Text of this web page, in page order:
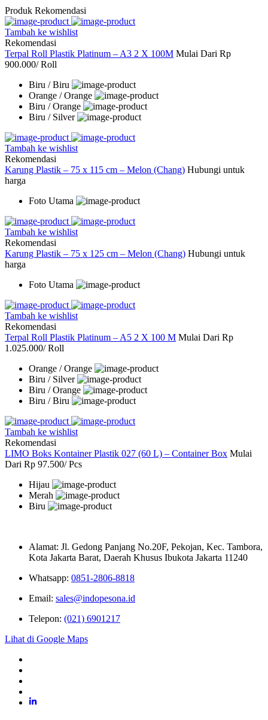
Produk Rekomendasi
Tambah ke wishlist
Rekomendasi
Terpal Roll Plastik Platinum – A3 2 X 100M Mulai Dari Rp
900.000/ Roll
Biru / Biru
Orange / Orange
Biru / Orange
Biru / Silver
Tambah ke wishlist
Rekomendasi
Karung Plastik – 75 x 115 cm – Melon (Chang) Hubungi untuk
harga
Foto Utama
Tambah ke wishlist
Rekomendasi
Karung Plastik – 75 x 125 cm – Melon (Chang) Hubungi untuk
harga
Foto Utama
Tambah ke wishlist
Rekomendasi
Terpal Roll Plastik Platinum – A5 2 X 100 M Mulai Dari Rp
1.025.000/ Roll
Orange / Orange
Biru / Silver
Biru / Orange
Biru / Biru
Tambah ke wishlist
Rekomendasi
LIMO Boks Kontainer Plastik 027 (60 L) – Container Box Mulai
Dari Rp 97.500/ Pcs
Hijau
Merah
Biru
Alamat: Jl. Gedong Panjang No.20F, Pekojan, Kec. Tambora,
Kota Jakarta Barat, Daerah Khusus Ibukota Jakarta 11240
Whatsapp: 0851-2806-8818
Email: sales@indopesona.id
Telepon: (021) 6901217
Lihat di Google Maps